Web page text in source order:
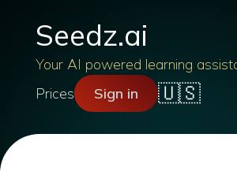
Seedz.ai
Your AI powered learning
Prices
Sign in 🇺🇸